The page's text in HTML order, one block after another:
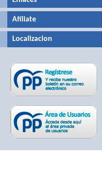
Afíliate
Localizacion